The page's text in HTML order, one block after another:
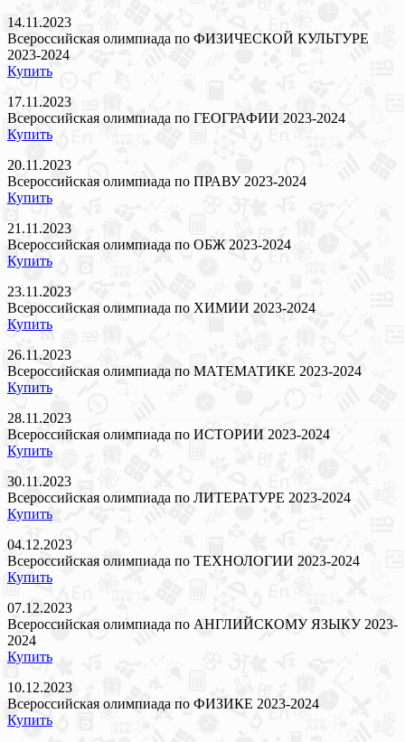
14.11.2023
Всероссийская олимпиада по ФИЗИЧЕСКОЙ КУЛЬТУРЕ
2023-2024
Купить
17.11.2023
Всероссийская олимпиада по ГЕОГРАФИИ 2023-2024
Купить
20.11.2023
Всероссийская олимпиада по ПРАВУ 2023-2024
Купить
21.11.2023
Всероссийская олимпиада по ОБЖ 2023-2024
Купить
23.11.2023
Всероссийская олимпиада по ХИМИИ 2023-2024
Купить
26.11.2023
Всероссийская олимпиада по МАТЕМАТИКЕ 2023-2024
Купить
28.11.2023
Всероссийская олимпиада по ИСТОРИИ 2023-2024
Купить
30.11.2023
Всероссийская олимпиада по ЛИТЕРАТУРЕ 2023-2024
Купить
04.12.2023
Всероссийская олимпиада по ТЕХНОЛОГИИ 2023-2024
Купить
07.12.2023
Всероссийская олимпиада по АНГЛИЙСКОМУ ЯЗЫКУ 2023-
2024
Купить
10.12.2023
Всероссийская олимпиада по ФИЗИКЕ 2023-2024
Купить